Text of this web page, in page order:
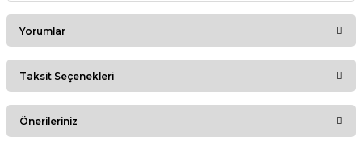
Yorumlar
Bu ürüne ilk yorumu siz yapın!
Taksit Seçenekleri
Önerileriniz